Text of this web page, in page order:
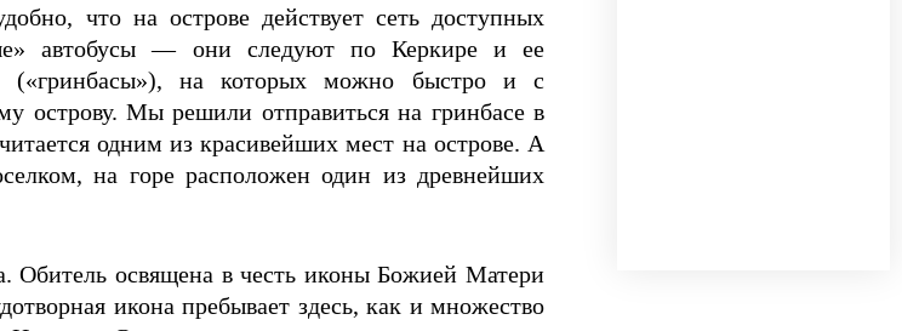
что на острове действует сеть доступных
автобусы — они следуют по Керкире и ее
(«гринбасы»), на которых можно быстро и с
острову. Мы решили отправиться на гринбасе в
одним из красивейших мест на острове. А
на горе расположен один из древнейших
Обитель освящена в честь иконы Божией Матери
икона пребывает здесь, как и множество